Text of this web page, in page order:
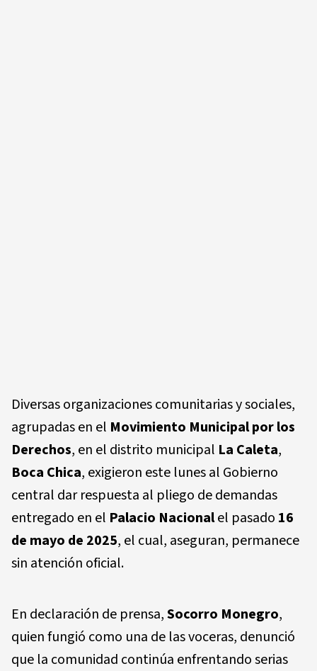
Diversas organizaciones comunitarias y sociales,
agrupadas en el Movimiento Municipal por los
Derechos, en el distrito municipal La Caleta,
Boca Chica, exigieron este lunes al Gobierno
central dar respuesta al pliego de demandas
entregado en el Palacio Nacionalel pasado 16
de mayo de 2025, el cual, aseguran, permanece
sin atención oficial.
En declaración de prensa,Socorro Monegro,
quien fungió como una de las voceras, denunció
que la comunidad continúa enfrentando serias